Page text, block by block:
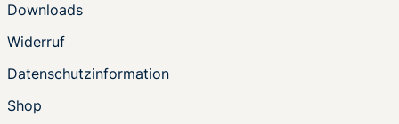
Downloads
Widerruf
Datenschutzinformation
Shop